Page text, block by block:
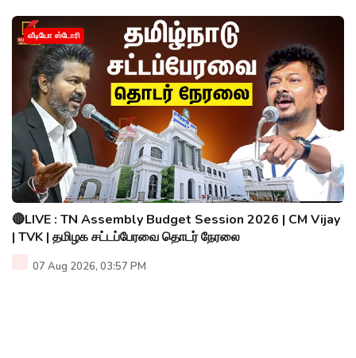
வீடியோ ஸ்டோரி
🔴LIVE : TN Assembly Budget Session 2026 | CM Vijay
| TVK | தமிழக சட்டப்பேரவை தொடர் நேரலை
07 Aug 2026, 03:57 PM